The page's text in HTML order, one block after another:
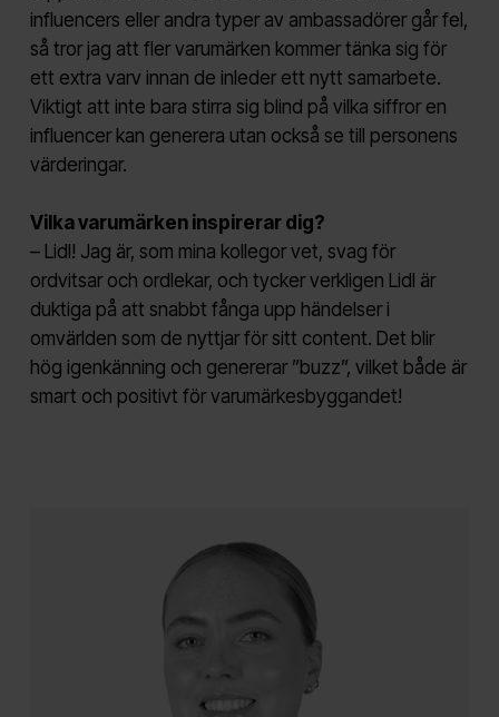
influencers eller andra typer av ambassadörer går fel,
så tror jag att fler varumärken kommer tänka sig för
ett extra varv innan de inleder ett nytt samarbete.
Viktigt att inte bara stirra sig blind på vilka siffror en
influencer kan generera utan också se till personens
värderingar.
Vilka varumärken inspirerar dig?
– Lidl! Jag är, som mina kollegor vet, svag för
ordvitsar och ordlekar, och tycker verkligen Lidl är
duktiga på att snabbt fånga upp händelser i
omvärlden som de nyttjar för sitt content. Det blir
hög igenkänning och genererar ”buzz”, vilket både är
smart och positivt för varumärkesbyggandet!